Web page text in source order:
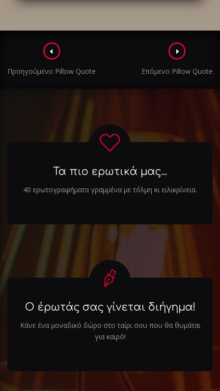
Πλοήγηση
στα
άρθρα
Προηγούμενο Pillow Quote Επόμενο Pillow Quote
Τα πιο ερωτικά μας...
40 ερωτογραφήματα γραμμένα με τόλμη κι ειλικρίνεια.
Ο έρωτάς σας γίνεται διήγημα!
Κάνε ένα μοναδικό δώρο στο ταίρι σου που θα θυμάται
για καιρό!